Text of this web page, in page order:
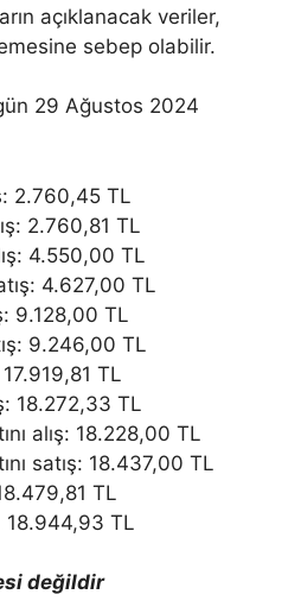
açıklanacak veriler,
sebep olabilir.
29 Ağustos 2024
2.760,45 TL
2.760,81 TL
4.550,00 TL
4.627,00 TL
9.128,00 TL
9.246,00 TL
TL
18.272,33 TL
alış: 18.228,00 TL
satış: 18.437,00 TL
TL
18.944,93 TL
değildir